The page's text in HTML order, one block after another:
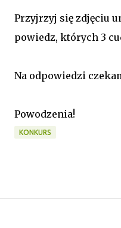
Przyjrzyj się zdjęciu
powiedz, których 3
Na odpowiedzi
Powodzenia!
KONKURS